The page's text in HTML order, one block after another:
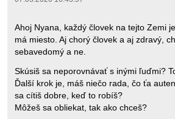
Ahoj Nyana, každý človek na tejto Zemi
má miesto. Aj chorý človek a aj zdravý,
sebavedomý a ne.
Skúsiš sa neporovnávať s inými ľuďmi?
Ďalší krok je, máš niečo rada, čo ťa
sa cítiš dobre, keď to robíš?
Môžeš sa obliekat, tak ako chceš?